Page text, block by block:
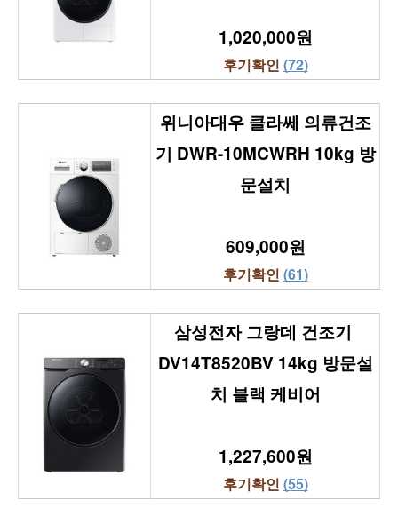
1,020,000원
후기확인 (72)
위니아대우 클라쎄 의류건조
기 DWR-10MCWRH 10kg 방
문설치
609,000원
후기확인 (61)
삼성전자 그랑데 건조기
DV14T8520BV 14kg 방문설
치 블랙 케비어
1,227,600원
후기확인 (55)